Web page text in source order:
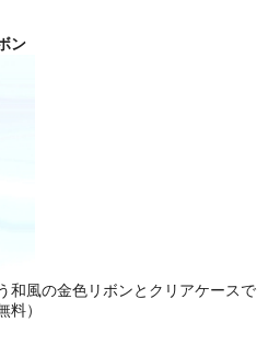
ン
和風の金色リボンとクリアケースで
料）